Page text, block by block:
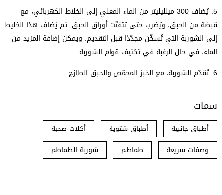
5.
يُضاف 300 ميلليليتر من الماء المغلي إلى الخلاط الكهربائي، مع
قبضة من الحبق، ويُضرب حتى تتفتّت أوراق الحبق. ثم يُضاف هذا الخليط
إلى الشوربة التي تُسخّن مجدّدًا قبل التقديم. ويمكن إضافة المزيد من
الماء، في حال الرغبة في تكثيف قوام الشوربة.
6. تُقدّم الشوربة، مع الخبز المحمّص والحبق الطازج.
سمات
أطباق جانبية أطباق شتوية
أكلات صحية
وصفات سريعة
طماطم شوربة الطماطم